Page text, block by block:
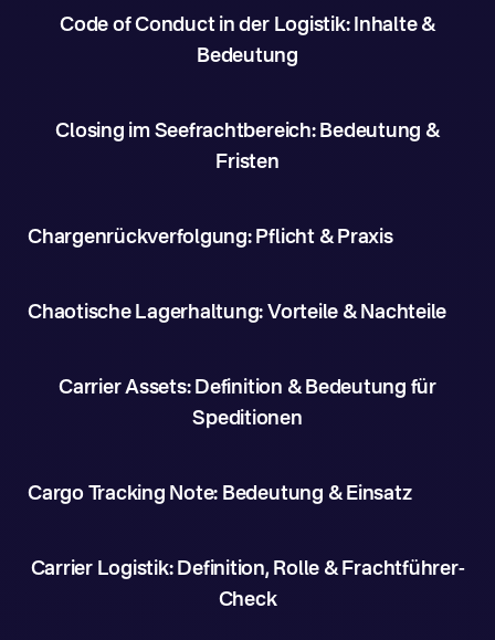
Code of Conduct in der Logistik: Inhalte &
Bedeutung
Closing im Seefrachtbereich: Bedeutung &
Fristen
Chargenrückverfolgung: Pflicht & Praxis
Chaotische Lagerhaltung: Vorteile & Nachteile
Carrier Assets: Definition & Bedeutung für
Speditionen
Cargo Tracking Note: Bedeutung & Einsatz
Carrier Logistik: Definition, Rolle & Frachtführer-
Check